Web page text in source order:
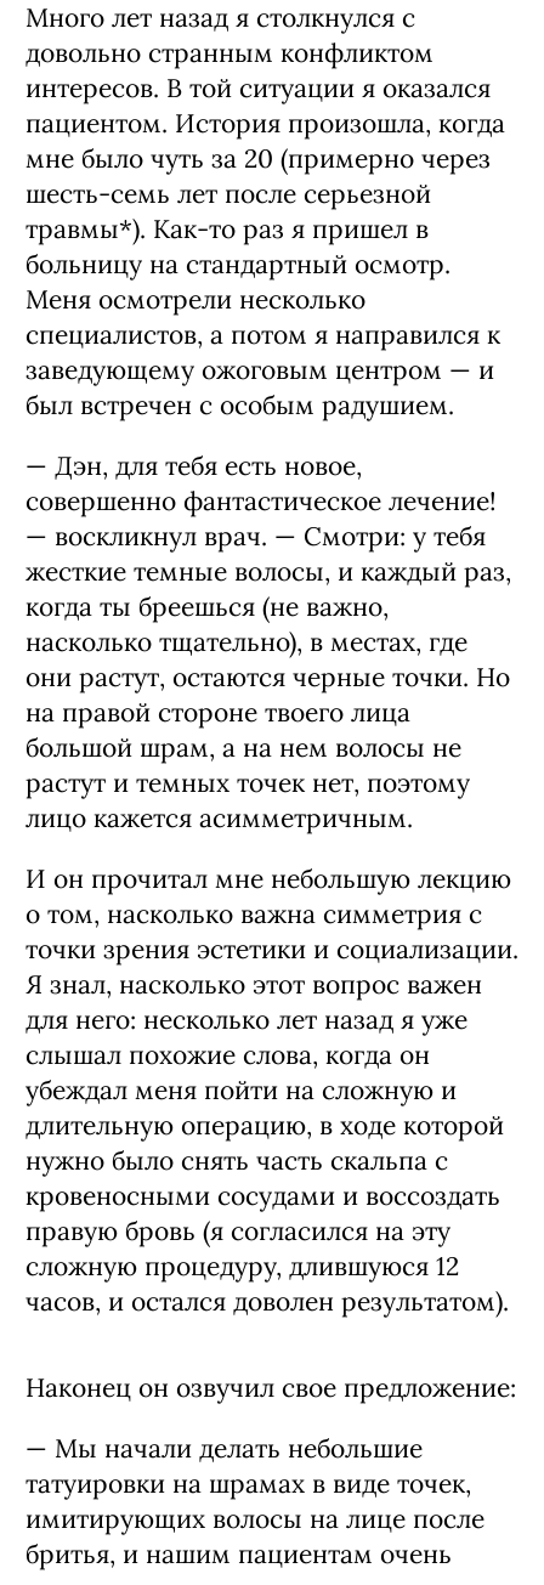
Много лет назад я столкнулся с
довольно странным конфликтом
интересов. В той ситуации я оказался
пациентом. История произошла, когда
мне было чуть за 20 (примерно через
шесть-семь лет после серьезной
травмы*). Как-то раз я пришел в
больницу на стандартный осмотр.
Меня осмотрели несколько
специалистов, а потом я направился к
заведующему ожоговым центром — и
был встречен с особым радушием.
— Дэн, для тебя есть новое,
совершенно фантастическое лечение!
— воскликнул врач. — Смотри: у тебя
жесткие темные волосы, и каждый раз,
когда ты бреешься (не важно,
насколько тщательно), в местах, где
они растут, остаются черные точки. Но
на правой стороне твоего лица
большой шрам, а на нем волосы не
растут и темных точек нет, поэтому
лицо кажется асимметричным.
И он прочитал мне небольшую лекцию
о том, насколько важна симметрия с
точки зрения эстетики и социализации.
Я знал, насколько этот вопрос важен
для него: несколько лет назад я уже
слышал похожие слова, когда он
убеждал меня пойти на сложную и
длительную операцию, в ходе которой
нужно было снять часть скальпа с
кровеносными сосудами и воссоздать
правую бровь (я согласился на эту
сложную процедуру, длившуюся 12
часов, и остался доволен результатом).
Наконец он озвучил свое предложение:
— Мы начали делать небольшие
татуировки на шрамах в виде точек,
имитирующих волосы на лице после
бритья, и нашим пациентам очень